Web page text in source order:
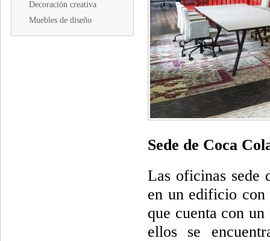
Decoración creativa
Muebles de diseño
Sede de Coca
Las oficinas sede
en un edificio con
que cuenta con
ellos se